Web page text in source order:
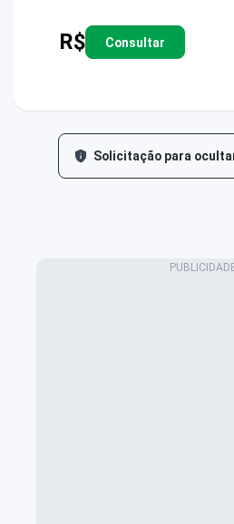
R$ Consultar
Solicitação para